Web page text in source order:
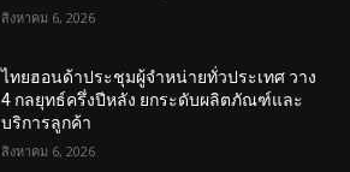
สิงหาคม 6, 2026
ไทยฮอนด้าประชุมผู้จำหน่ายทั่วประเทศ วาง
4 กลยุทธ์ครึ่งปีหลัง ยกระดับผลิตภัณฑ์และ
บริการลูกค้า
สิงหาคม 6, 2026